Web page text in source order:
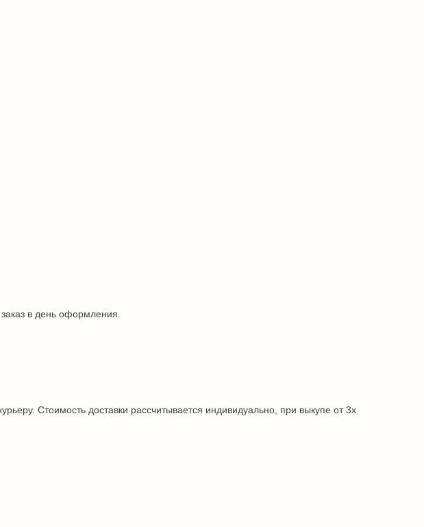
в день оформления.
Стоимость доставки рассчитывается индивидуально, при выкупе от 3х